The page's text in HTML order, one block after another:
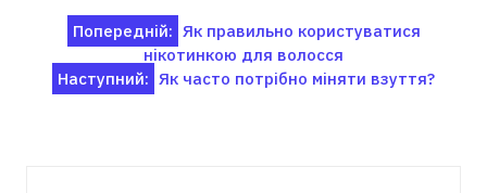
Навігація
записів
Попередній: Як правильно користуватися
нікотинкою для волосся
Наступний: Як часто потрібно міняти взуття?